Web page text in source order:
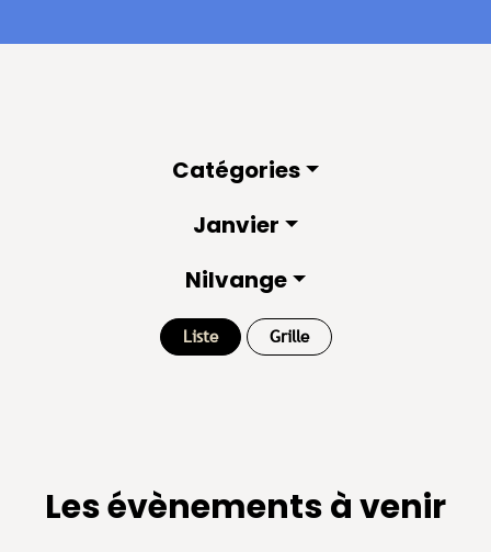
Catégories
Janvier
Nilvange
Liste Grille
Les évènements à venir